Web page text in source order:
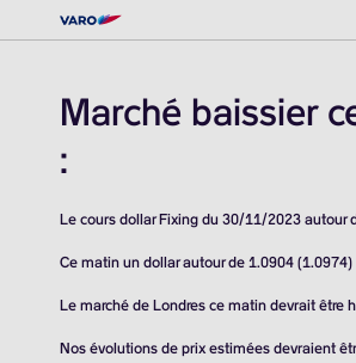
Marché baissier
:
Le cours dollar Fixing du 30/11/2023 autour
Ce matin un dollar autour de 1.0904 (1.0974)
Le marché de Londres ce matin devrait être
Nos évolutions de prix estimées devraient